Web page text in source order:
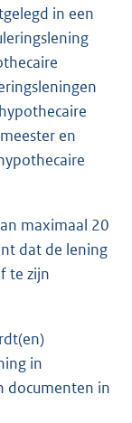
in een
en
maximaal 20
dat de lening
te zijn
in
documenten in